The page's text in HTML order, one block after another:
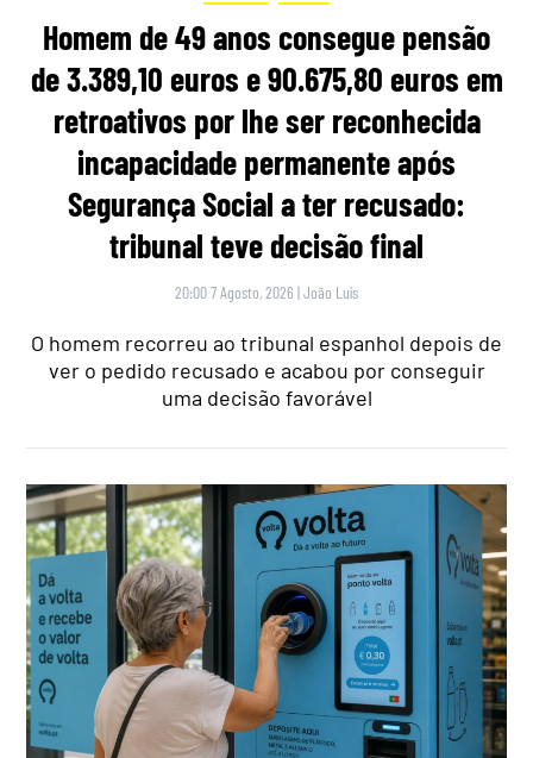
Homem de 49 anos consegue pensão
de 3.389,10 euros e 90.675,80 euros em
retroativos por lhe ser reconhecida
incapacidade permanente após
Segurança Social a ter recusado:
tribunal teve decisão final
20:00 7 Agosto, 2026 |João Luís
O homem recorreu ao tribunal espanhol depois de
ver o pedido recusado e acabou por conseguir
uma decisão favorável